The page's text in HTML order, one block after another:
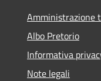
Amministrazione
Albo Pretorio
Informativa
Note legali